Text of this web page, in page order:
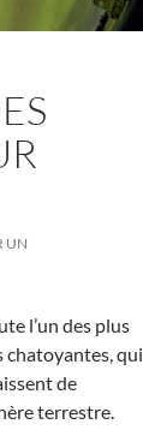
UN
l’un des plus
chatoyantes, qui
de
terrestre.